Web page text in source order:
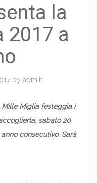
la
2017 a
by admin
Mille Miglia festeggia i
sabato 20
consecutivo. Sarà